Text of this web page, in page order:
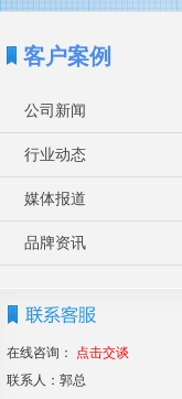
客户案例
公司新闻
行业动态
媒体报道
品牌资讯
在线咨询：
点击交谈
联系人：郭总